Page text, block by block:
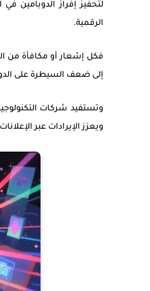
لتحفيز إفراز الدوبامين
الرقمية.
فكل إشعار أو مكافأة من
إلى ضعف السيطرة على
وتستفيد شركات
ويعزز الإيرادات عبر